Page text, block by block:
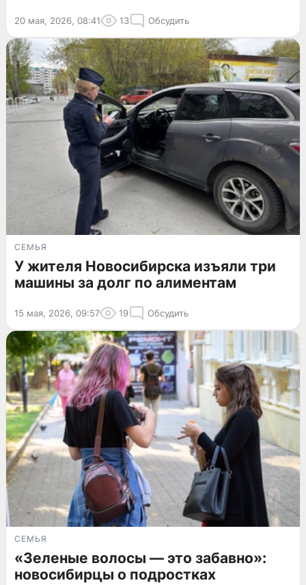
20 мая, 2026, 08:41 13 Обсудить
СЕМЬЯ
У жителя Новосибирска изъяли три
машины за долг по алиментам
15 мая, 2026, 09:57 19 Обсудить
СЕМЬЯ
«Зеленые волосы — это забавно»:
новосибирцы о подростках